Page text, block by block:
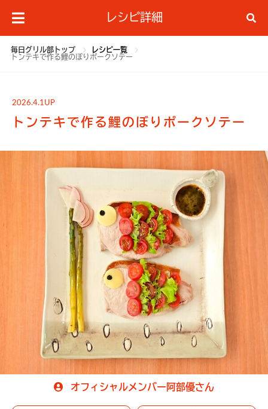
レシピ詳細
毎日グリル部トップ
レシピ一覧
トンテキで作る鯉のぼりポークソテー
2026.4.1UP
トンテキで作る鯉のぼりポークソテー
オフィシャルメンバー阿部優さん